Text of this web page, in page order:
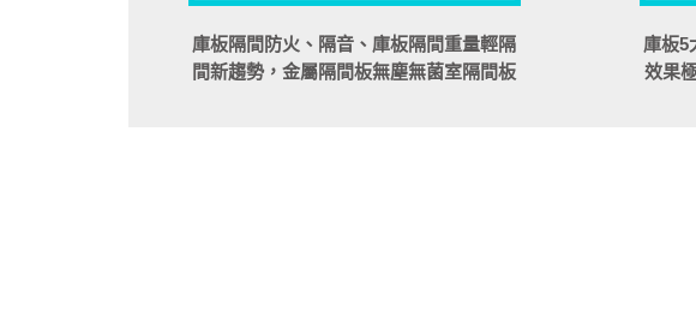
庫板隔間防火、隔音、庫板隔間重量輕隔
間新趨勢，金屬隔間板無塵無菌室隔間板
庫板5
效果